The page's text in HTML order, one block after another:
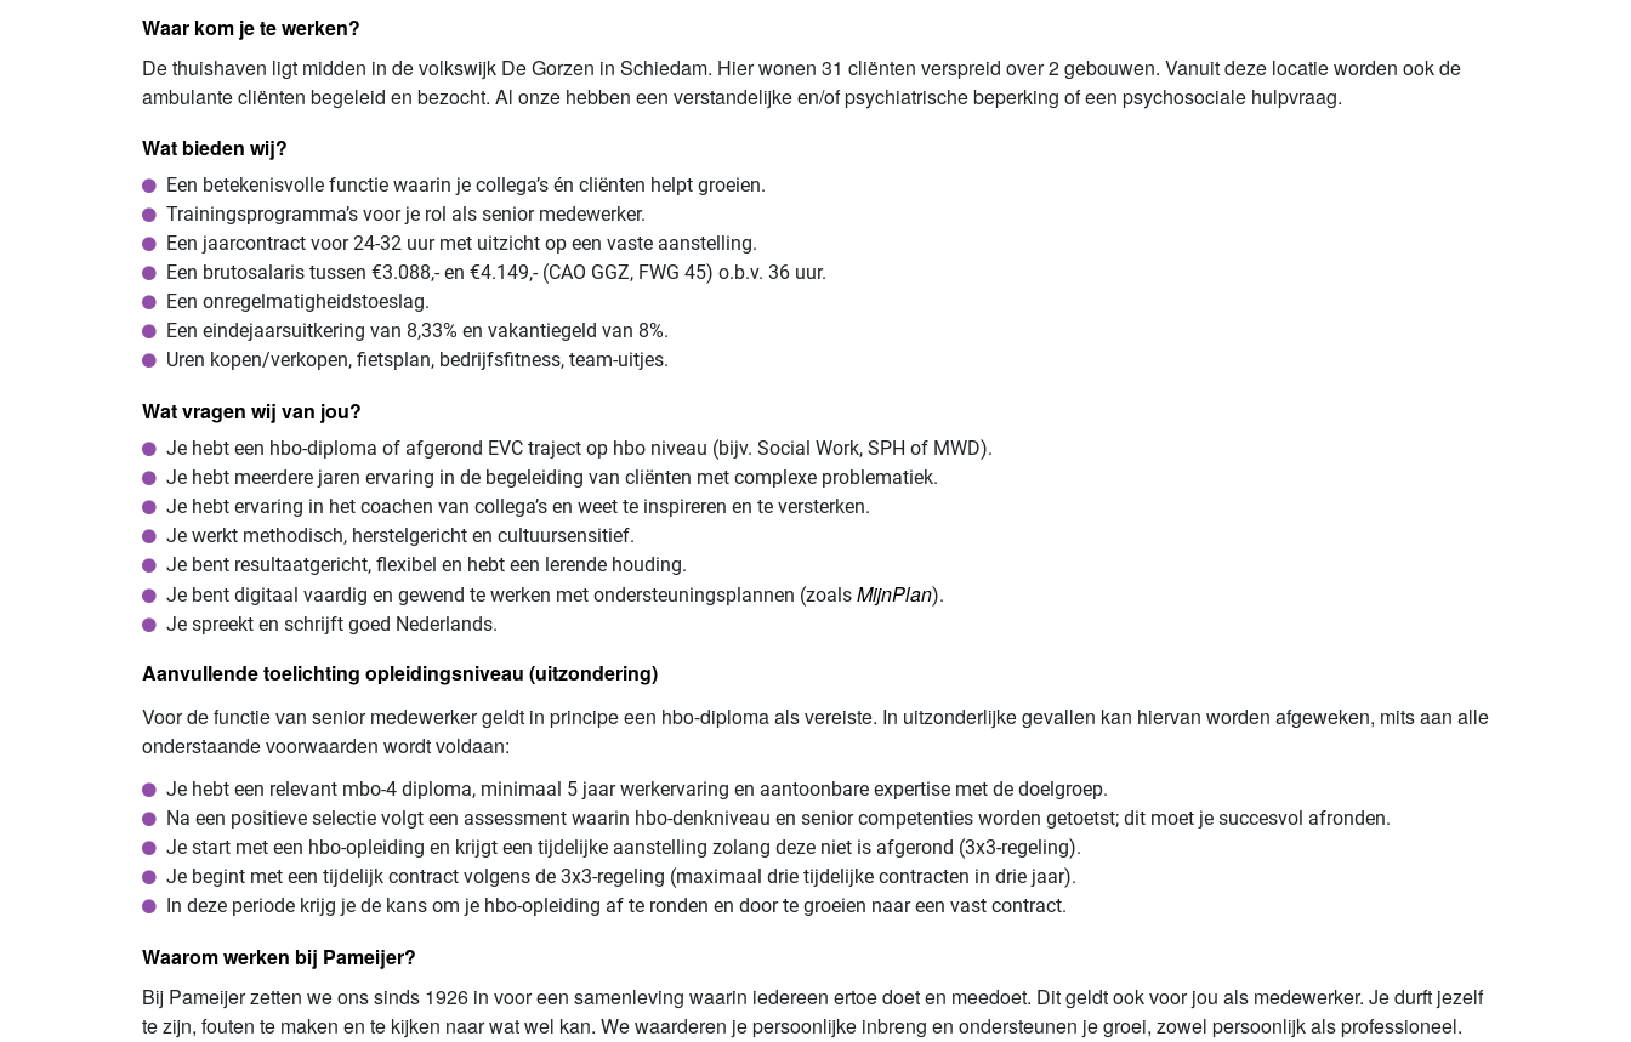
Waar kom je te werken?
De thuishaven ligt midden in de volkswijk De Gorzen in Schiedam. Hier wonen 31 cliënten verspreid over 2 gebouwen. Vanuit deze locatie worden ook de
ambulante cliënten begeleid en bezocht. Al onze hebben een verstandelijke en/of psychiatrische beperking of een psychosociale hulpvraag.
Wat bieden wij?
Een betekenisvolle functie waarin je collega’s én cliënten helpt groeien.
Trainingsprogramma’s voor je rol als senior medewerker.
Een jaarcontract voor 24-32 uur met uitzicht op een vaste aanstelling.
Een brutosalaris tussen €3.088,- en €4.149,- (CAO GGZ, FWG 45) o.b.v. 36 uur.
Een onregelmatigheidstoeslag.
Een eindejaarsuitkering van 8,33% en vakantiegeld van 8%.
Uren kopen/verkopen, fietsplan, bedrijfsfitness, team-uitjes.
Wat vragen wij van jou?
Je hebt een hbo-diploma of afgerond EVC traject op hbo niveau (bijv. Social Work, SPH of MWD).
Je hebt meerdere jaren ervaring in de begeleiding van cliënten met complexe problematiek.
Je hebt ervaring in het coachen van collega’s en weet te inspireren en te versterken.
Je werkt methodisch, herstelgericht en cultuursensitief.
Je bent resultaatgericht, flexibel en hebt een lerende houding.
Je bent digitaal vaardig en gewend te werken met ondersteuningsplannen (zoals MijnPlan).
Je spreekt en schrijft goed Nederlands.
Aanvullende toelichting opleidingsniveau (uitzondering)
Voor de functie van senior medewerker geldt in principe een hbo-diploma als vereiste. In uitzonderlijke gevallen kan hiervan worden afgeweken, mits aan alle
onderstaande voorwaarden wordt voldaan:
Je hebt een relevant mbo-4 diploma, minimaal 5 jaar werkervaring en aantoonbare expertise met de doelgroep.
Na een positieve selectie volgt een assessment waarin hbo-denkniveau en senior competenties worden getoetst; dit moet je succesvol afronden.
Je start met een hbo-opleiding en krijgt een tijdelijke aanstelling zolang deze niet is afgerond (3x3-regeling).
Je begint met een tijdelijk contract volgens de 3x3-regeling (maximaal drie tijdelijke contracten in drie jaar).
In deze periode krijg je de kans om je hbo-opleiding af te ronden en door te groeien naar een vast contract.
Waarom werken bij Pameijer?
Bij Pameijer zetten we ons sinds 1926 in voor een samenleving waarin iedereen ertoe doet en meedoet. Dit geldt ook voor jou als medewerker. Je durft jezelf
te zijn, fouten te maken en te kijken naar wat wel kan. We waarderen je persoonlijke inbreng en ondersteunen je groei, zowel persoonlijk als professioneel.